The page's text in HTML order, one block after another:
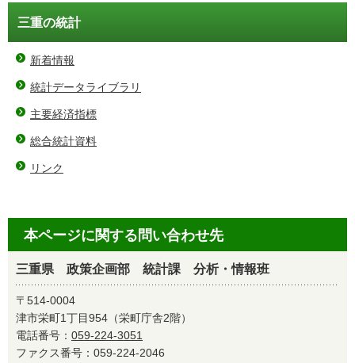
三重の統計
新着情報
統計データライブラリ
主要経済指標
総合統計資料
リンク
本ページに関する問い合わせ先
三重県 政策企画部 統計課 分析・情報班
〒514-0004
津市栄町1丁目954（栄町庁舎2階）
電話番号： 059-224-3051
ファクス番号：059-224-2046